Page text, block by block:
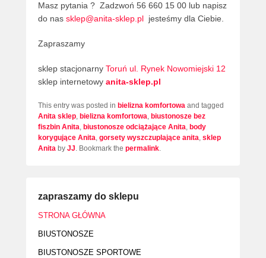
Masz pytania ? Zadzwoń 56 660 15 00 lub napisz
do nas sklep@anita-sklep.pl jesteśmy dla Ciebie.
Zapraszamy
sklep stacjonarny Toruń ul. Rynek Nowomiejski 12
sklep internetowy anita-sklep.pl
This entry was posted in bielizna komfortowa and tagged
Anita sklep, bielizna komfortowa, biustonosze bez
fiszbin Anita, biustonosze odciążające Anita, body
korygujące Anita, gorsety wyszczuplające anita, sklep
Anita by JJ. Bookmark the permalink.
zapraszamy do sklepu
STRONA GŁÓWNA
BIUSTONOSZE
BIUSTONOSZE SPORTOWE